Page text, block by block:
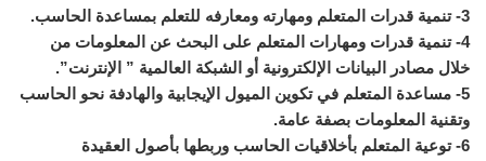
3- تنمية قدرات المتعلم ومهارته ومعارفه للتعلم بمساعدة الحاسب.
4- تنمية قدرات ومهارات المتعلم على البحث عن المعلومات من
خلال مصادر البيانات الإلكترونية أو الشبكة العالمية ” الإنترنت”.
5- مساعدة المتعلم في تكوين الميول الإيجابية والهادفة نحو الحاسب
وتقنية المعلومات بصفة عامة.
6- توعية المتعلم بأخلاقيات الحاسب وربطها بأصول العقيدة